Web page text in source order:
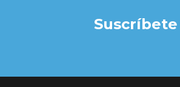
Suscríbete